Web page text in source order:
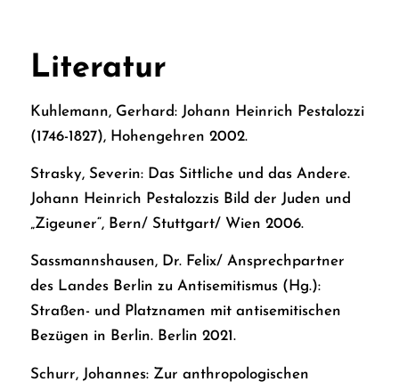
Literatur
Kuhlemann, Gerhard: Johann Heinrich Pestalozzi
(1746-1827), Hohengehren 2002.
Strasky, Severin: Das Sittliche und das Andere.
Johann Heinrich Pestalozzis Bild der Juden und
„Zigeuner“, Bern/ Stuttgart/ Wien 2006.
Sassmannshausen, Dr. Felix/ Ansprechpartner
des Landes Berlin zu Antisemitismus (Hg.):
Straßen- und Platznamen mit antisemitischen
Bezügen in Berlin. Berlin 2021.
Schurr, Johannes: Zur anthropologischen